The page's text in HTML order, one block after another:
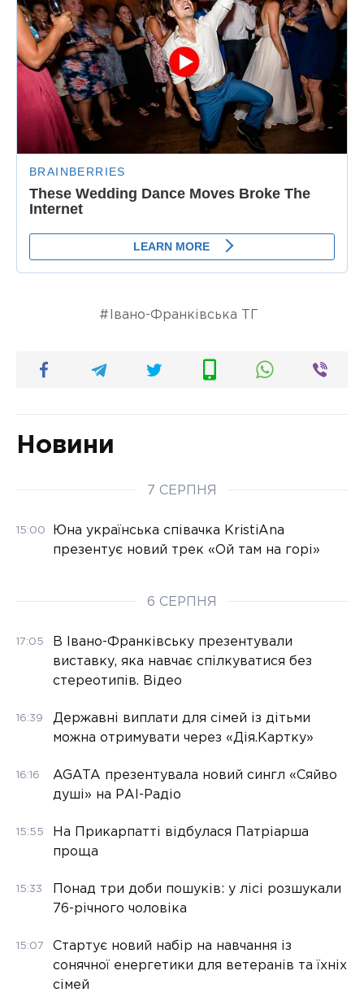
Івано-Франківська ТГ
Новини
7 СЕРПНЯ
15:00
Юна українська співачка KristiAna
презентує новий трек «Ой там на горі»
6 СЕРПНЯ
17:05
В Івано-Франківську презентували
виставку, яка навчає спілкуватися без
стереотипів. Відео
16:39
Державні виплати для сімей із дітьми
можна отримувати через «Дія.Картку»
16:16
AGATA презентувала новий сингл «Сяйво
душі» на РАІ-Радіо
15:55
На Прикарпатті відбулася Патріарша
проща
15:33
Понад три доби пошуків: у лісі розшукали
76-річного чоловіка
15:07
Стартує новий набір на навчання із
сонячної енергетики для ветеранів та їхніх
сімей